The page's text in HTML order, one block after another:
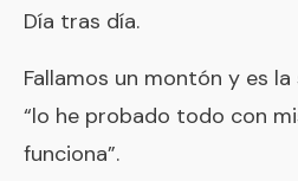
Día tras día.
Fallamos un montón y es
“lo he probado todo con
funciona”.